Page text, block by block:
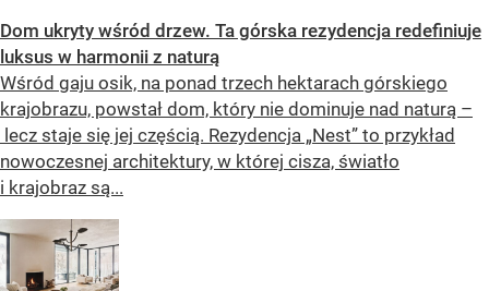
Dom ukryty wśród drzew. Ta górska rezydencja redefiniuje
luksus w harmonii z naturą
Wśród gaju osik, na ponad trzech hektarach górskiego
krajobrazu, powstał dom, który nie dominuje nad naturą –
lecz staje się jej częścią. Rezydencja „Nest” to przykład
nowoczesnej architektury, w której cisza, światło
i krajobraz są...